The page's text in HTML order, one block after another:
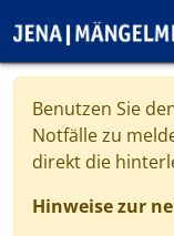
Benutzen Sie
Notfälle zu
direkt die
Hinweise zur